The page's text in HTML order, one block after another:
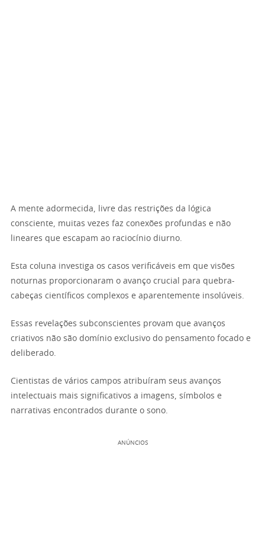
A mente adormecida, livre das restrições da lógica
consciente, muitas vezes faz conexões profundas e não
lineares que escapam ao raciocínio diurno.
Esta coluna investiga os casos verificáveis em que visões
noturnas proporcionaram o avanço crucial para quebra-
cabeças científicos complexos e aparentemente insolúveis.
Essas revelações subconscientes provam que avanços
criativos não são domínio exclusivo do pensamento focado e
deliberado.
Cientistas de vários campos atribuíram seus avanços
intelectuais mais significativos a imagens, símbolos e
narrativas encontrados durante o sono.
ANÚNCIOS